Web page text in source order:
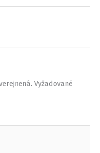
Vyžadované